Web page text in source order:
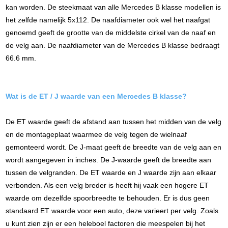
kan worden. De steekmaat van alle Mercedes B klasse modellen is
het zelfde namelijk 5x112. De naafdiameter ook wel het naafgat
genoemd geeft de grootte van de middelste cirkel van de naaf en
de velg aan. De naafdiameter van de Mercedes B klasse bedraagt
66.6 mm.
Wat is de ET / J waarde van een Mercedes B klasse?
De ET waarde geeft de afstand aan tussen het midden van de velg
en de montageplaat waarmee de velg tegen de wielnaaf
gemonteerd wordt. De J-maat geeft de breedte van de velg aan en
wordt aangegeven in inches. De J-waarde geeft de breedte aan
tussen de velgranden. De ET waarde en J waarde zijn aan elkaar
verbonden. Als een velg breder is heeft hij vaak een hogere ET
waarde om dezelfde spoorbreedte te behouden. Er is dus geen
standaard ET waarde voor een auto, deze varieert per velg. Zoals
u kunt zien zijn er een heleboel factoren die meespelen bij het